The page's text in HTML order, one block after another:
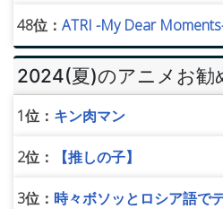
48位： ATRI -My Dear
2024(夏)のアニメお勧
1位： キン肉マン
2位： 【推しの子】
3位： 時々ボソッとロシア語で